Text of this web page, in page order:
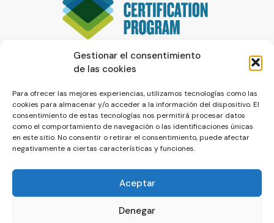
Gestionar el consentimiento
de las cookies
Para ofrecer las mejores experiencias, utilizamos tecnologías como las
cookies para almacenar y/o acceder a la información del dispositivo. El
consentimiento de estas tecnologías nos permitirá procesar datos
como el comportamiento de navegación o las identificaciones únicas
en este sitio. No consentir o retirar el consentimiento, puede afectar
negativamente a ciertas características y funciones.
Aceptar
Denegar